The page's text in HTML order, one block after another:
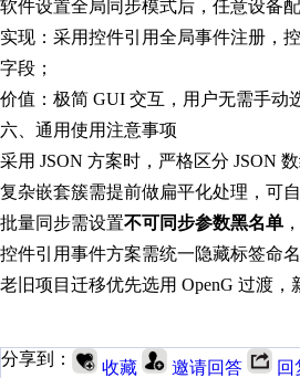
软件设置全局同步模式后，任意设备
实现：采用控件引用全局事件注册，
字段；
价值：极简 GUI 交互，用户无需手动
六、通用使用注意事项
采用 JSON 方案时，严格区分 JSON
复杂嵌套簇需提前做扁平化处理，可
批量同步需设置不可同步参数黑名单
控件引用事件方案需统一隐藏标签命
老旧项目迁移优先选用 OpenG 过渡
分享到： 收藏 邀请回答 回